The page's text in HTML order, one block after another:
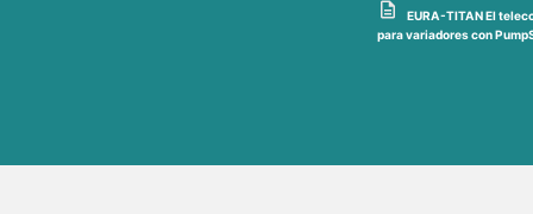
EURA-TITAN El
para variadores con